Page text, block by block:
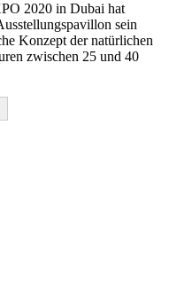
2020 in Dubai hat
sein
Konzept der natürlichen
zwischen 25 und 40